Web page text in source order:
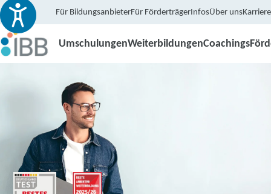
Für BildungsanbieterFür FörderträgerInfosÜber unsKarriere
UmschulungenWeiterbildungenCoachings